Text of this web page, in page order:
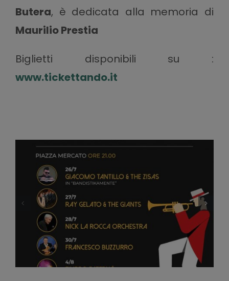
Butera, è dedicata alla memoria di
Maurilio Prestia
Biglietti disponibili su :
www.tickettando.it